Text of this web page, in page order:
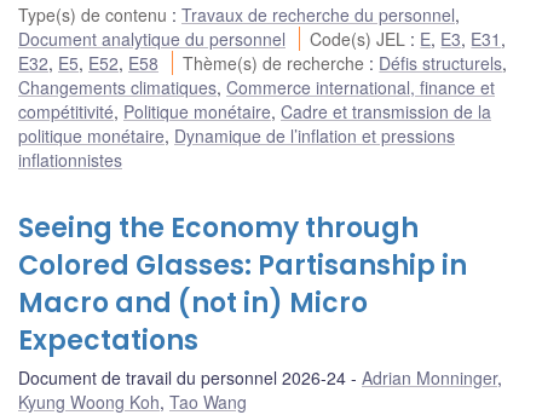
Type(s) de contenu : Travaux de recherche du personnel,
Document analytique du personnel
Code(s) JEL : E, E3, E31 ,
E32, E5, E52, E58 Thème(s) de recherche : Défis structurels,
Changements climatiques, Commerce international, finance et
compétitivité, Politique monétaire, Cadre et transmission de la
politique monétaire, Dynamique de l’inflation et pressions
inflationnistes
Seeing the Economy through
Colored Glasses: Partisanship in
Macro and (not in) Micro
Expectations
Document de travail du personnel 2026-24 Adrian Monninger,
Kyung Woong Koh, Tao Wang